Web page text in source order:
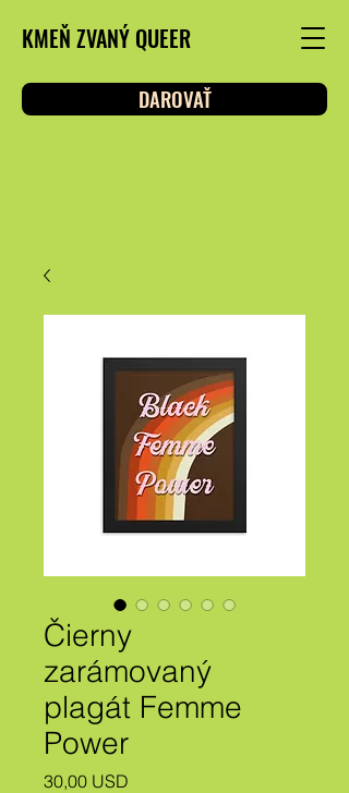
KMEŇ ZVANÝ QUEER
DAROVAŤ
Čierny
zarámovaný
plagát Femme
Power
30,00 USD